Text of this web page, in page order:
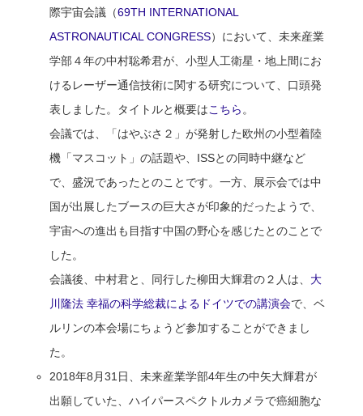
際宇宙会議（69TH INTERNATIONAL
ASTRONAUTICAL CONGRESS）において、未来産業
学部４年の中村聡希君が、小型人工衛星・地上間にお
けるレーザー通信技術に関する研究について、口頭発
表しました。タイトルと概要はこちら 。
会議では、「はやぶさ２」が発射した欧州の小型着陸
機「マスコット」の話題や、ISSとの同時中継など
で、盛況であったとのことです。一方、展示会では中
国が出展したブースの巨大さが印象的だったようで、
宇宙への進出も目指す中国の野心を感じたとのことで
した。
会議後、中村君と、同行した柳田大輝君の２人は、 大
川隆法 幸福の科学総裁によるドイツでの講演会で、ベ
ルリンの本会場にちょうど参加することができまし
た。
2018年8月31日、未来産業学部4年生の中矢大輝君が
出願していた、ハイパースペクトルカメラで癌細胞な